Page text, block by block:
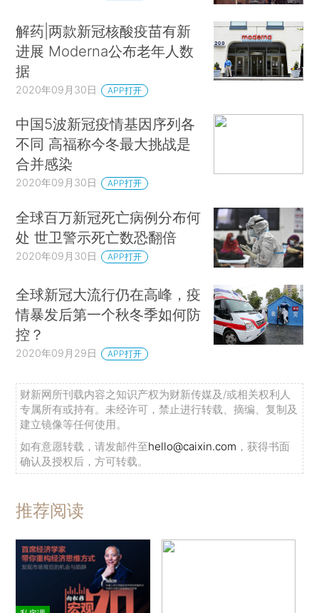
解药|两款新冠核酸疫苗有新
进展 Moderna公布老年人数
据
2020年09月30日 APP打开
中国5波新冠疫情基因序列各
不同 高福称今冬最大挑战是
合并感染
2020年09月30日 APP打开
全球百万新冠死亡病例分布何
处 世卫警示死亡数恐翻倍
2020年09月30日 APP打开
全球新冠大流行仍在高峰，疫
情暴发后第一个秋冬季如何防
控？
2020年09月29日 APP打开
财新网所刊载内容之知识产权为财新传媒及/或相关权利人
专属所有或持有。未经许可，禁止进行转载、摘编、复制及
建立镜像等任何使用。
如有意愿转载，请发邮件至hello@caixin.com ，获得书面
确认及授权后，方可转载。
推荐阅读